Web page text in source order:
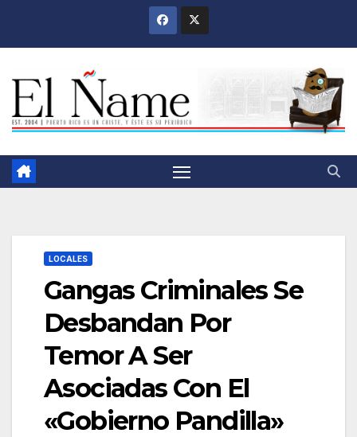
LOCALES
Gangas Criminales Se
Desbandan Por
Temor A Ser
Asociadas Con El
«Gobierno Pandilla»